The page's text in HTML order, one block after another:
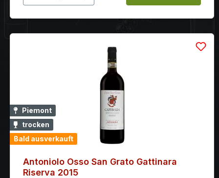
Piemont
trocken
Bald ausverkauft
Antoniolo Osso San Grato Gattinara
Riserva 2015